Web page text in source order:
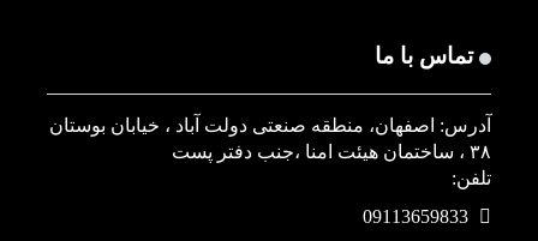
تماس با ما
آدرس: اصفهان، منطقه صنعتی دولت آباد ، خیابان بوستان
۳۸ ، ساختمان هیئت امنا ،جنب دفتر پست
تلفن: